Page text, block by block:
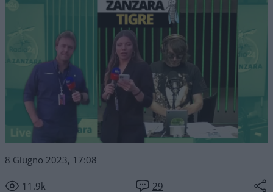
8 Giugno 2023, 17:08
11.9k 29